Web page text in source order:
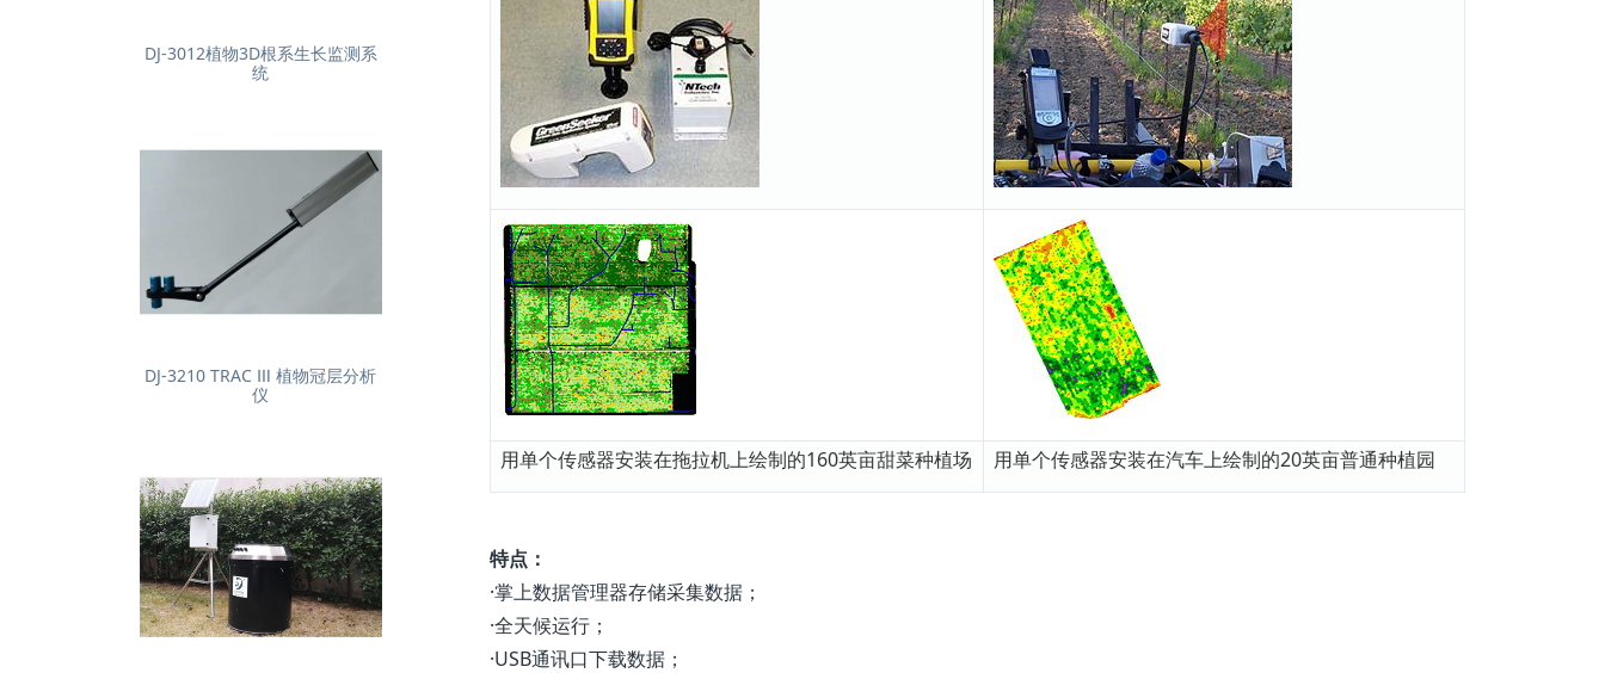
用单个传感器安装在拖拉机上绘制的160英亩甜菜种植场 用单个传感器安装在汽车上绘制的20英亩普通种植园
特点：
·掌上数据管理器存储采集数据；
·全天候运行；
·USB通讯口下载数据；
DJ-3012植物3D根系生长监测系
统
DJ-3210 TRAC Ⅲ 植物冠层分析
仪